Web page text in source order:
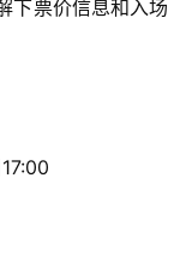
下票价信息和入场